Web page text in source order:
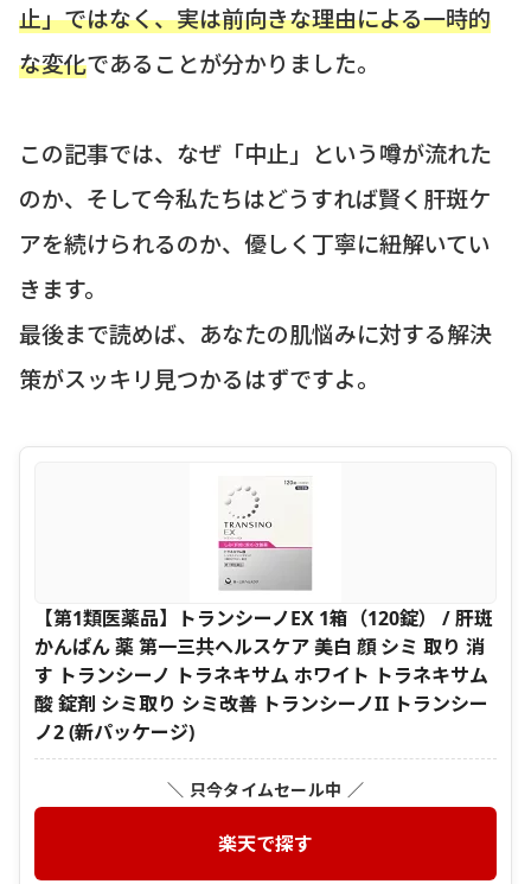
止」ではなく、実は前向きな理由による一時的
な変化であることが分かりました。
この記事では、なぜ「中止」という噂が流れた
のか、そして今私たちはどうすれば賢く肝斑ケ
アを続けられるのか、優しく丁寧に紐解いてい
きます。
最後まで読めば、あなたの肌悩みに対する解決
策がスッキリ見つかるはずですよ。
【第1類医薬品】トランシーノEX 1箱（120錠） / 肝斑
かんぱん 薬 第一三共ヘルスケア 美白 顔 シミ 取り 消
す トランシーノ トラネキサム ホワイト トラネキサム
酸 錠剤 シミ取り シミ改善 トランシーノII トランシー
ノ2 (新パッケージ)
＼ 只今タイムセール中 ／
楽天で探す